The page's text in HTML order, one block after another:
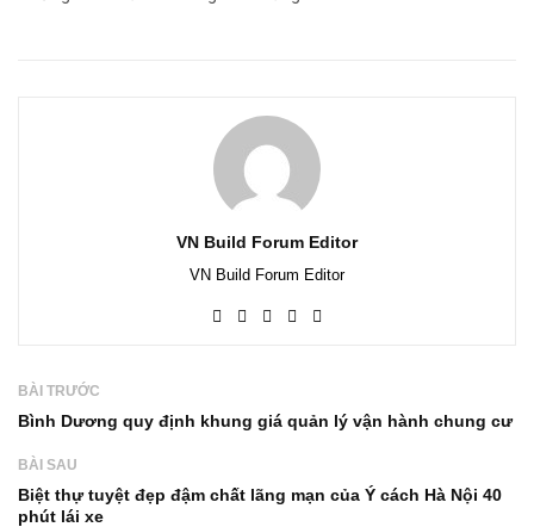
VN Build Forum Editor
VN Build Forum Editor
BÀI TRƯỚC
Bình Dương quy định khung giá quản lý vận hành chung cư
BÀI SAU
Biệt thự tuyệt đẹp đậm chất lãng mạn của Ý cách Hà Nội 40
phút lái xe